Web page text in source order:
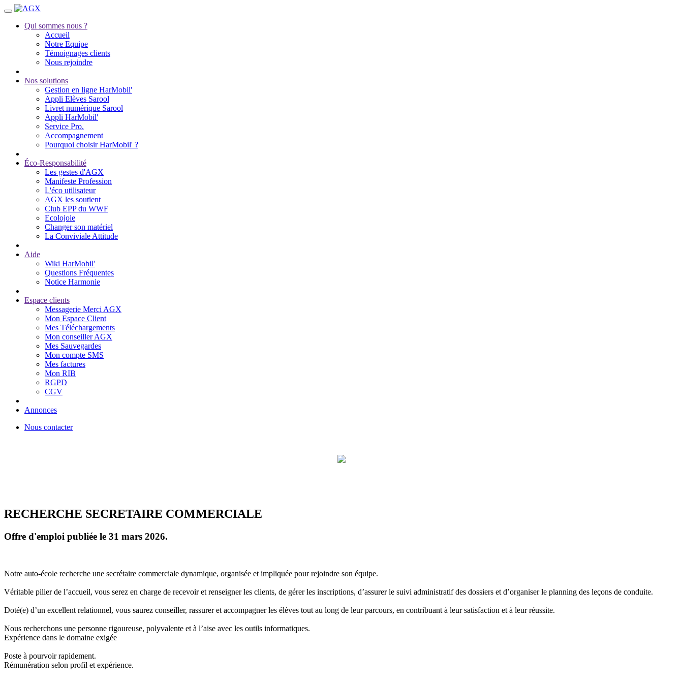
Qui sommes nous ?
Accueil
Notre Equipe
Témoignages clients
Nous rejoindre
Nos solutions
Gestion en ligne HarMobil'
Appli Elèves Sarool
Livret numérique Sarool
Appli HarMobil'
Service Pro.
Accompagnement
Pourquoi choisir HarMobil' ?
Éco-Responsabilité
Les gestes d'AGX
Manifeste Profession
L'éco utilisateur
AGX les soutient
Club EPP du WWF
Ecolojoie
Changer son matériel
La Conviviale Attitude
Aide
Wiki HarMobil'
Questions Fréquentes
Notice Harmonie
Espace clients
Messagerie Merci AGX
Mon Espace Client
Mes Téléchargements
Mon conseiller AGX
Mes Sauvegardes
Mon compte SMS
Mes factures
Mon RIB
RGPD
CGV
Annonces
Nous contacter
RECHERCHE SECRETAIRE COMMERCIALE
Offre d'emploi publiée le 31 mars 2026.
Notre auto-école recherche une secrétaire commerciale dynamique, organisée et impliquée pour rejoindre son équipe.
Véritable pilier de l’accueil, vous serez en charge de recevoir et renseigner les clients, de gérer les inscriptions, d’assurer le suivi administratif des dossiers et d’organiser le planning des leçons de conduite.
Doté(e) d’un excellent relationnel, vous saurez conseiller, rassurer et accompagner les élèves tout au long de leur parcours, en contribuant à leur satisfaction et à leur réussite.
Nous recherchons une personne rigoureuse, polyvalente et à l’aise avec les outils informatiques.
Expérience dans le domaine exigée
Poste à pourvoir rapidement.
Rémunération selon profil et expérience.